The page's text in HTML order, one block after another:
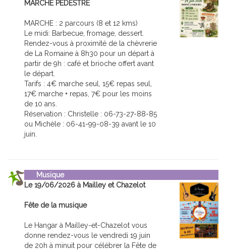
MARCHE PEDESTRE
MARCHE : 2 parcours (8 et 12 kms)
Le midi: Barbecue, fromage, dessert.
Rendez-vous à proximité de la chèvrerie
de La Romaine à 8h30 pour un départ à
partir de 9h : café et brioche offert avant
le départ.
Tarifs : 4€ marche seul, 15€ repas seul,
17€ marche + repas, 7€ pour les moins
de 10 ans.
Réservation : Christelle : 06-73-27-88-85
ou Michèle : 06-41-99-08-39 avant le 10
juin.
Musique
Le 19/06/2026 à Mailley et Chazelot
Fête de la musique
Le Hangar à Mailley-et-Chazelot vous
donne rendez-vous le vendredi 19 juin
de 20h à minuit pour célébrer la Fête de